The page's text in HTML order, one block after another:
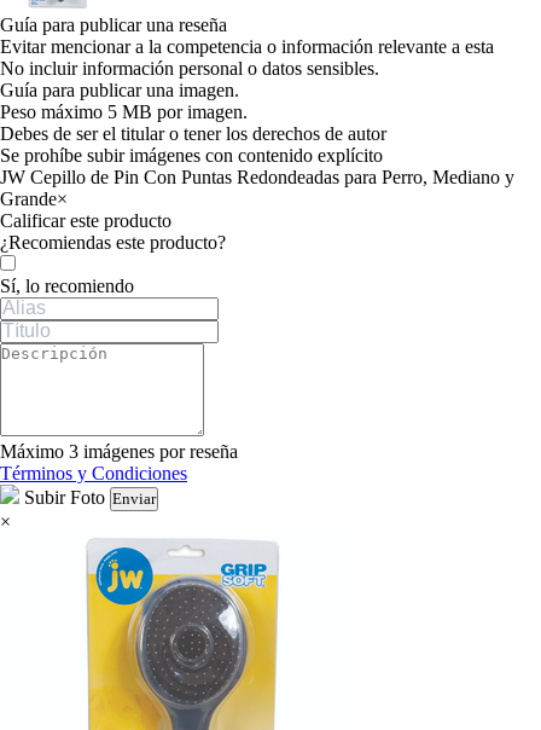
Guía para publicar una reseña
Evitar mencionar a la competencia o información relevante a esta
No incluir información personal o datos sensibles.
Guía para publicar una imagen.
Peso máximo 5 MB por imagen.
Debes de ser el titular o tener los derechos de autor
Se prohíbe subir imágenes con contenido explícito
JW Cepillo de Pin Con Puntas Redondeadas para Perro, Mediano y
Grande×
Calificar este producto
Tu valoración
¿Recomiendas este producto?
Sí, lo recomiendo
Máximo 3 imágenes por reseña
Términos y Condiciones
Subir Foto Enviar
×